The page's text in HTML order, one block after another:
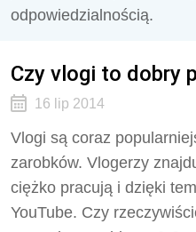
odpowiedzialnością.
Czy vlogi to dobry
16 lip 2014
Vlogi są coraz
zarobków. Vlogerzy
ciężko pracują i dzięki
YouTube. Czy